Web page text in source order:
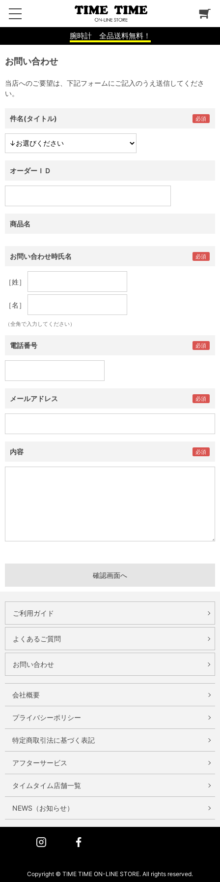
腕時計 全品送料無料！
お問い合わせ
当店へのご要望は、下記フォームにご記入のうえ送信してくださ
い。
件名(タイトル)
オーダーＩＤ
商品名
お問い合わせ時氏名
［姓］
［名］
（全角で入力してください）
電話番号
メールアドレス
内容
ご利用ガイド
よくあるご質問
お問い合わせ
会社概要
プライバシーポリシー
特定商取引法に基づく表記
アフターサービス
タイムタイム店舗一覧
NEWS（お知らせ）
Instagram
Copyright © TIME TIME ON-LINE STORE. All rights reserved.